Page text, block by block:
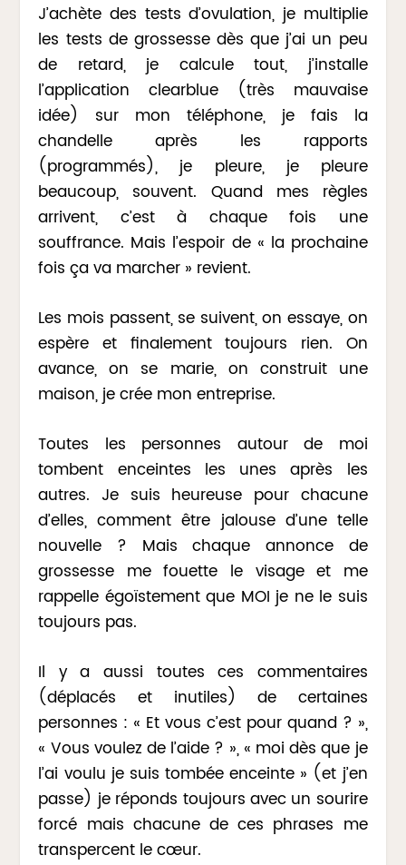
J’achète des tests d’ovulation, je multiplie
les tests de grossesse dès que j’ai un peu
de retard, je calcule tout, j’installe
l’application clearblue (très mauvaise
idée) sur mon téléphone, je fais la
chandelle après les rapports
(programmés), je pleure, je pleure
beaucoup, souvent. Quand mes règles
arrivent, c’est à chaque fois une
souffrance. Mais l’espoir de « la prochaine
fois ça va marcher » revient.
Les mois passent, se suivent, on essaye, on
espère et finalement toujours rien. On
avance, on se marie, on construit une
maison, je crée mon entreprise.
Toutes les personnes autour de moi
tombent enceintes les unes après les
autres. Je suis heureuse pour chacune
d’elles, comment être jalouse d’une telle
nouvelle ? Mais chaque annonce de
grossesse me fouette le visage et me
rappelle égoïstement que MOI je ne le suis
toujours pas.
Il y a aussi toutes ces commentaires
(déplacés et inutiles) de certaines
personnes : « Et vous c’est pour quand ? »,
« Vous voulez de l’aide ? », « moi dès que je
l’ai voulu je suis tombée enceinte » (et j’en
passe) je réponds toujours avec un sourire
forcé mais chacune de ces phrases me
transpercent le cœur.